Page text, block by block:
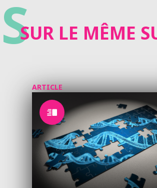
SSUR LE MÊME
ARTICLE